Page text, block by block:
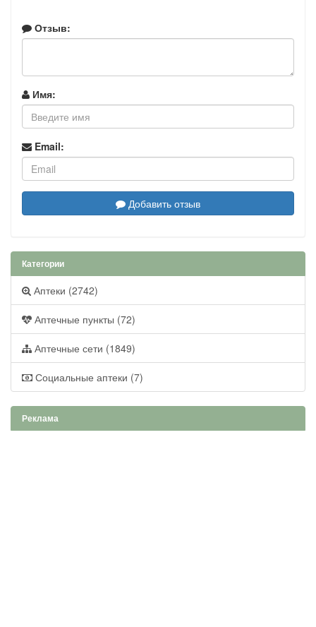
Отзыв:
Имя:
Email:
Добавить отзыв
Категории
Аптеки (2742)
Аптечные пункты (72)
Аптечные сети (1849)
Социальные аптеки (7)
Реклама